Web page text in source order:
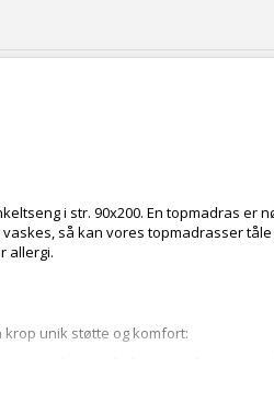
i str. 90x200. En topmadras er
så kan vores topmadrasser
allergi.
unik støtte og komfort: